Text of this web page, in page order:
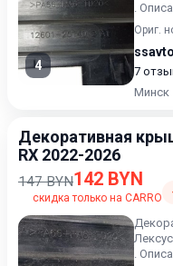
4
.
Ориг.
7
Минск
Декоративная
RX 2022-2026
147 BYN142 BYN
скидка только на CARRO
.